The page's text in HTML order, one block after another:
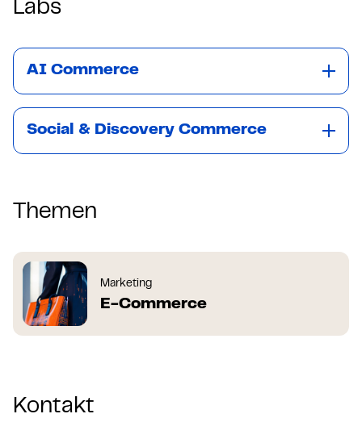
Labs
AI Commerce
Social & Discovery Commerce
Themen
Marketing
E-Commerce
Kontakt